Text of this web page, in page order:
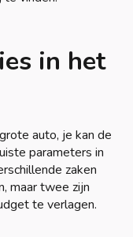
in het
auto, je kan de
parameters in
zaken
maar twee zijn
te verlagen.